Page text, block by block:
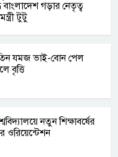
বাংলাদেশ গড়ার নেতৃত্ব
টুটু
যমজ ভাই-বোন পেল
বৃত্তি
নতুন শিক্ষাবর্ষের
ওরিয়েন্টেশন